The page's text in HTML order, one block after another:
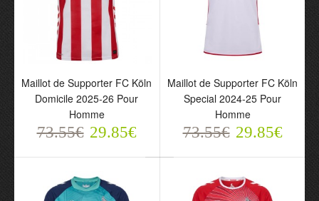
Maillot de Supporter FC
Köln Domicile 2025-26
Pour Homme
Maillot de Supporter FC
Köln Special 2024-25
Pour Homme
Maillot de Supporter FC Köln
Domicile 2025-26 Pour
Homme
73.55€ 29.85€
Maillot de Supporter FC Köln
Special 2024-25 Pour
Homme
73.55€ 29.85€